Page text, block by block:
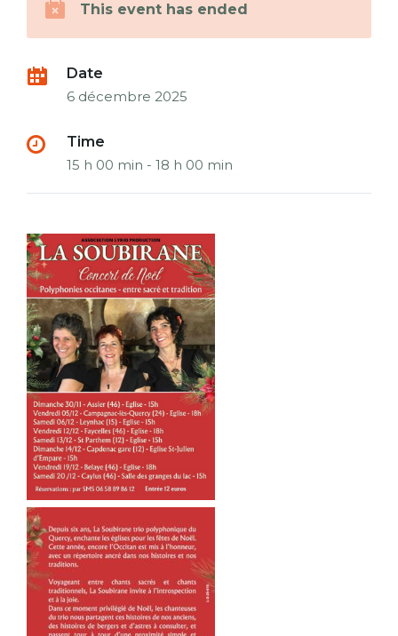
This event has ended
Date
6 décembre 2025
Time
15 h 00 min - 18 h 00 min